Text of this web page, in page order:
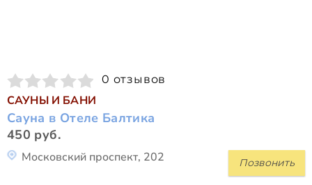
0 отзывов
САУНЫ И БАНИ
Сауна в Отеле Балтика
450 руб.
Позвонить
Московский проспект, 202